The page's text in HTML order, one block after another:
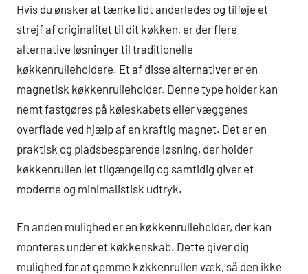
Hvis du ønsker at tænke lidt anderledes og tilføje et
strejf af originalitet til dit køkken, er der flere
alternative løsninger til traditionelle
køkkenrulleholdere. Et af disse alternativer er en
magnetisk køkkenrulleholder. Denne type holder kan
nemt fastgøres på køleskabets eller væggenes
overflade ved hjælp af en kraftig magnet. Det er en
praktisk og pladsbesparende løsning, der holder
køkkenrullen let tilgængelig og samtidig giver et
moderne og minimalistisk udtryk.
En anden mulighed er en køkkenrulleholder, der kan
monteres under et køkkenskab. Dette giver dig
mulighed for at gemme køkkenrullen væk, så den ikke